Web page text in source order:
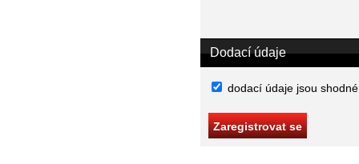
Dodací údaje
dodací údaje jsou